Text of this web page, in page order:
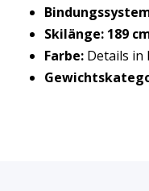
Skilänge: 189
Farbe: Details in